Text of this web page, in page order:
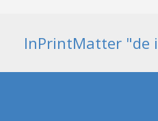
InPrintMatter "de